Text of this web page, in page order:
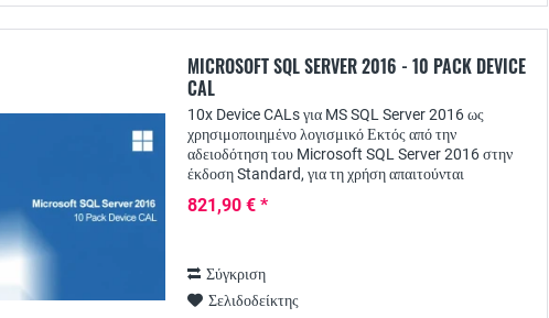
MICROSOFT SQL SERVER 2016 - 10 PACK DEVICE
CAL
10x Device CALs για MS SQL Server 2016 ως
χρησιμοποιημένο λογισμικό Εκτός από την
αδειοδότηση του Microsoft SQL Server 2016 στην
έκδοση Standard, για τη χρήση απαιτούνται
μορφή SQL Server...
821,90 € *
Σύγκριση
Σελιδοδείκτης